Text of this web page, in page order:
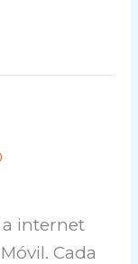
a internet
Cada